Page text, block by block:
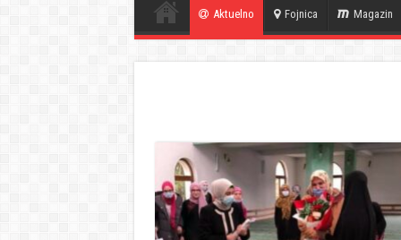
Aktuelno Fojnica Magazin